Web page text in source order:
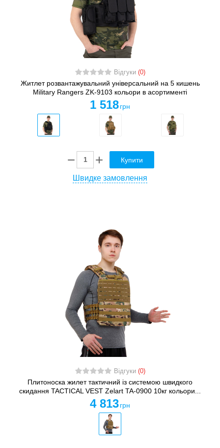
Відгуки (0)
Житлет розвантажувальний універсальний на 5 кишень
Military Rangers ZK-9103 кольори в асортименті
1 518 грн
Купити
Швидке замовлення
Відгуки (0)
Плитоноска жилет тактичний із системою швидкого
скидання TACTICAL VEST Zelart TA-0900 10кг кольори...
4 813 грн